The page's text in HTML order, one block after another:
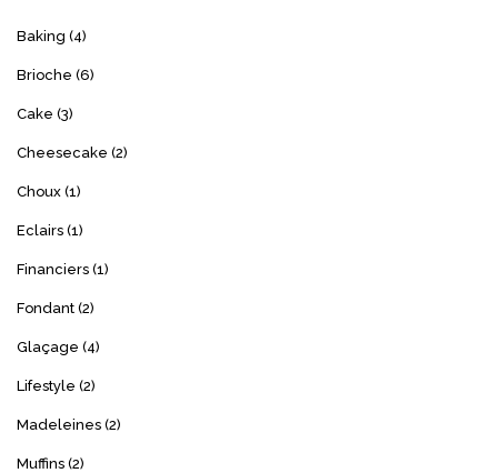
Baking (4)
Brioche (6)
Cake (3)
Cheesecake (2)
Choux (1)
Eclairs (1)
Financiers (1)
Fondant (2)
Glaçage (4)
Lifestyle (2)
Madeleines (2)
Muffins (2)